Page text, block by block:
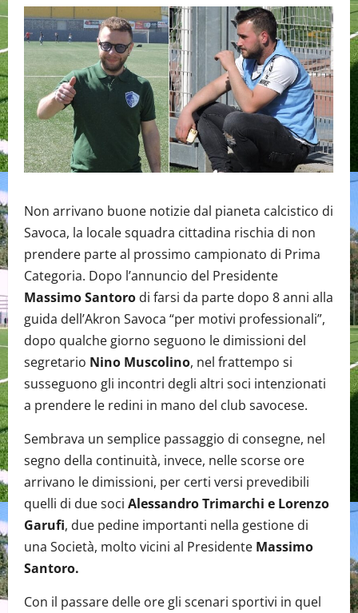
Non arrivano buone notizie dal pianeta calcistico di
Savoca, la locale squadra cittadina rischia di non
prendere parte al prossimo campionato di Prima
Categoria. Dopo l’annuncio del Presidente
Massimo Santoro di farsi da parte dopo 8 anni alla
guida dell’Akron Savoca “per motivi professionali”,
dopo qualche giorno seguono le dimissioni del
segretario Nino Muscolino, nel frattempo si
susseguono gli incontri degli altri soci intenzionati
a prendere le redini in mano del club savocese.
Sembrava un semplice passaggio di consegne, nel
segno della continuità, invece, nelle scorse ore
arrivano le dimissioni, per certi versi prevedibili
quelli di due soci Alessandro Trimarchi e Lorenzo
Garufi, due pedine importanti nella gestione di
una Società, molto vicini al Presidente Massimo
Santoro.
Con il passare delle ore gli scenari sportivi in quel